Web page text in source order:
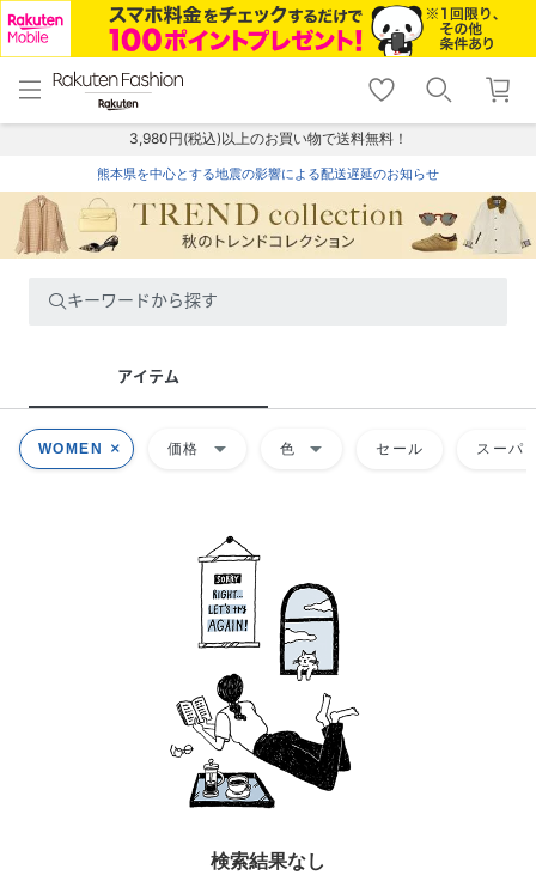
menu home
トップ
shopping_cart lock_outline
ログイン
3,980円(税込)以上のお買い物で送料無料！
熊本県を中心とする地震の影響による配送遅延のお知らせ
キーワードから探す
アイテム
WOMEN 価格 arrow_drop_down 色 arrow_drop_down セール スーパ
検索結果なし